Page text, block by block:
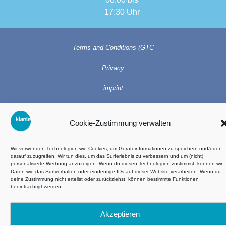
Cookie-Zustimmung verwalten
Wir verwenden Technologien wie Cookies, um Geräteinformationen zu speichern und/oder
darauf zuzugreifen. Wir tun dies, um das Surferlebnis zu verbessern und um (nicht)
personalisierte Werbung anzuzeigen. Wenn du diesen Technologien zustimmst, können wir
Daten wie das Surfverhalten oder eindeutige IDs auf dieser Website verarbeiten. Wenn du
deine Zustimmung nicht erteilst oder zurückziehst, können bestimmte Funktionen
beeinträchtigt werden.
Akzeptieren
17:30 Uhr
©2026 All rights reserved – Ski Klante
Terms and Conditions (GTC
Privacy
imprint